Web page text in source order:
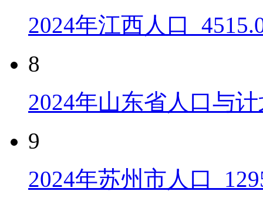
2024年江西人口
8
2024年山东省人口与
9
2024年苏州市人口